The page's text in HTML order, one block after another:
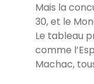
Mais la
30, et le
Le tableau
comme
Machac,